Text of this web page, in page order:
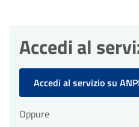
Accedi al
Accedi al servizio su
Oppure